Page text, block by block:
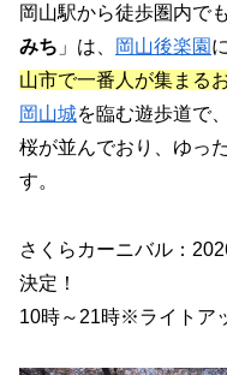
岡山駅から徒歩圏内で
みち 」は、 岡山後楽園
山市で一番人が集まる
岡山城を臨む遊歩道で
桜が並んでおり、ゆっ
す。
さくらカーニバル：
決定！
10時～21時※ライトア